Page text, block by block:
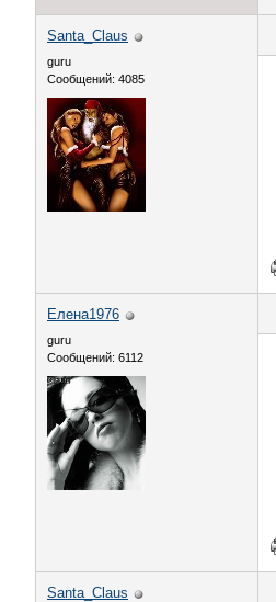
Santa_Claus
guru
Сообщений: 4085
Елена1976
guru
Сообщений: 6112
Santa_Claus